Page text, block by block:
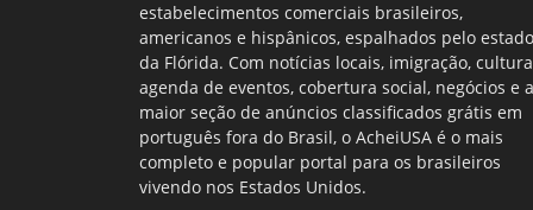
estabelecimentos comerciais brasileiros,
americanos e hispânicos, espalhados pelo estado
da Flórida. Com notícias locais, imigração,
agenda de eventos, cobertura social, negócios e a
maior seção de anúncios classificados grátis em
português fora do Brasil, o AcheiUSA é o mais
completo e popular portal para os brasileiros
vivendo nos Estados Unidos.